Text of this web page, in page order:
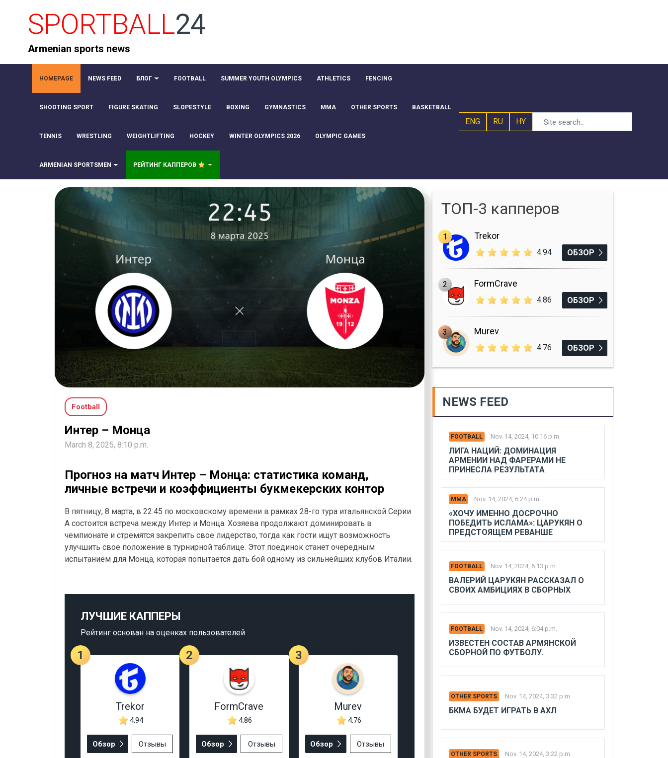
SPORTBALL24
Armenian sports news
HOMEPAGE NEWS FEED БЛОГ FOOTBALL SUMMER YOUTH OLYMPICS ATHLETICS FENCING
SHOOTING SPORT FIGURE SKATING SLOPESTYLE BOXING GYMNASTICS MMA OTHER SPORTS BASKETBALL
TENNIS WRESTLING WEIGHTLIFTING HOCKEY WINTER OLYMPICS 2026 OLYMPIC GAMES
ARMENIAN SPORTSMEN РЕЙТИНГ КАППЕРОВ
ENG RU HY
Football
Интер – Монца
March 8, 2025, 8:10 p.m.
Прогноз на матч Интер – Монца: статистика команд,
личные встречи и коэффициенты букмекерских контор
В пятницу, 8 марта, в 22:45 по московскому времени в рамках 28-го тура итальянской Серии
А состоится встреча между Интер и Монца. Хозяева продолжают доминировать в
чемпионате и стремятся закрепить свое лидерство, тогда как гости ищут возможность
улучшить свое положение в турнирной таблице. Этот поединок станет очередным
испытанием для Монца, которая попытается дать бой одному из сильнейших клубов Италии.
ЛУЧШИЕ КАППЕРЫ
Рейтинг основан на оценках пользователей
1
Trekor
4.94
Обзор Отзывы
2
FormCrave
4.86
Обзор Отзывы
3
Murev
4.76
Обзор Отзывы
ТОП-3 капперов
1 Trekor
4.94 ОБЗОР
2 FormCrave
4.86 ОБЗОР
3 Murev
4.76 ОБЗОР
NEWS FEED
FOOTBALL Nov. 14, 2024, 10:16 p.m.
ЛИГА НАЦИЙ: ДОМИНАЦИЯ
АРМЕНИИ НАД ФАРЕРАМИ НЕ
ПРИНЕСЛА РЕЗУЛЬТАТА
MMA Nov. 14, 2024, 6:24 p.m.
«ХОЧУ ИМЕННО ДОСРОЧНО
ПОБЕДИТЬ ИСЛАМА»: ЦАРУКЯН О
ПРЕДСТОЯЩЕМ РЕВАНШЕ
FOOTBALL Nov. 14, 2024, 6:13 p.m.
ВАЛЕРИЙ ЦАРУКЯН РАССКАЗАЛ О
СВОИХ АМБИЦИЯХ В СБОРНЫХ
FOOTBALL Nov. 14, 2024, 6:04 p.m.
ИЗВЕСТЕН СОСТАВ АРМЯНСКОЙ
СБОРНОЙ ПО ФУТБОЛУ.
OTHER SPORTS Nov. 14, 2024, 3:32 p.m.
БКМА БУДЕТ ИГРАТЬ В АХЛ
OTHER SPORTS Nov. 14, 2024, 3:22 p.m.